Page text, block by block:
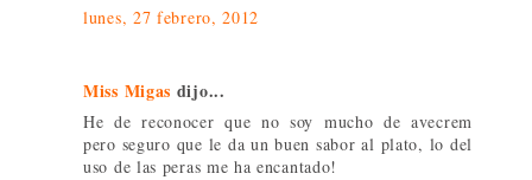
lunes, 27 febrero, 2012
Miss Migas dijo...
He de reconocer que no soy mucho de avecrem
pero seguro que le da un buen sabor al plato, lo del
uso de las peras me ha encantado!